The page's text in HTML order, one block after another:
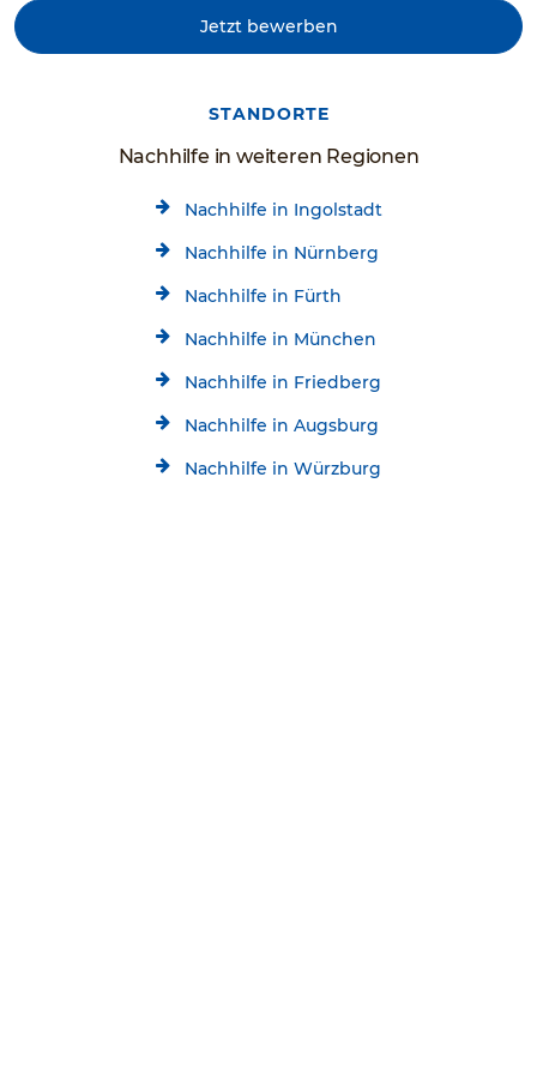
Jetzt bewerben
STANDORTE
Nachhilfe in weiteren Regionen
Nachhilfe in Ingolstadt
Nachhilfe in Nürnberg
Nachhilfe in Fürth
Nachhilfe in München
Nachhilfe in Friedberg
Nachhilfe in Augsburg
Nachhilfe in Würzburg